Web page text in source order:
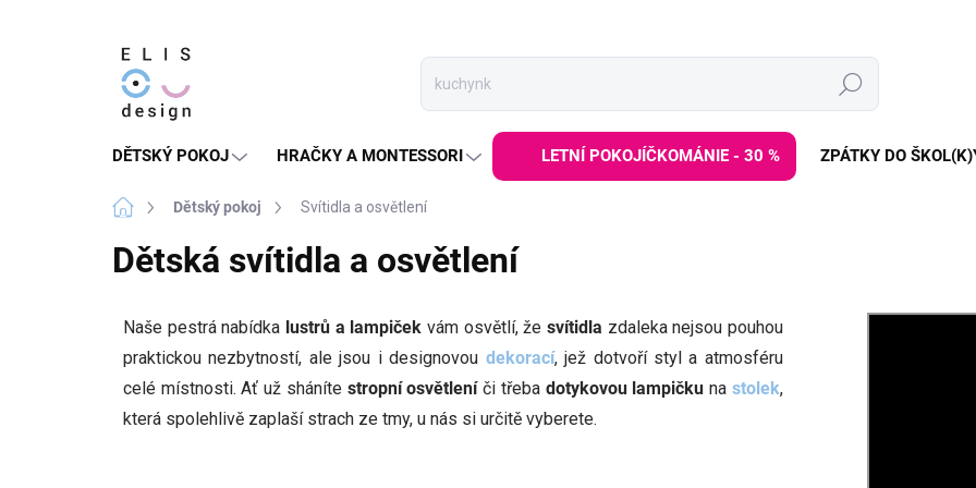
Hledat
DĚTSKÝ POKOJ HRAČKY A MONTESSORI LETNÍ POKOJÍČKOMÁNIE - 30 % ZPÁTKY DO
Domů Dětský pokoj Svítidla a osvětlení
Dětská svítidla a osvětlení
Naše pestrá nabídka lustrů a lampiček vám osvětlí, že svítidla zdaleka nejsou pouhou
praktickou nezbytností, ale jsou i designovou dekorací, jež dotvoří styl a atmosféru
celé místnosti. Ať už sháníte stropní osvětleníči třeba dotykovou lampičku na stolek,
která spolehlivě zaplaší strach ze tmy, u nás si určitě vyberete.